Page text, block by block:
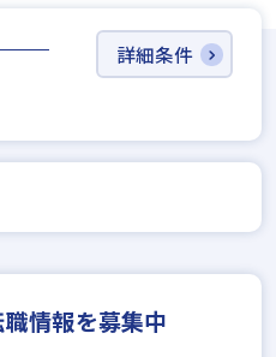
詳細条件
情報を募集中